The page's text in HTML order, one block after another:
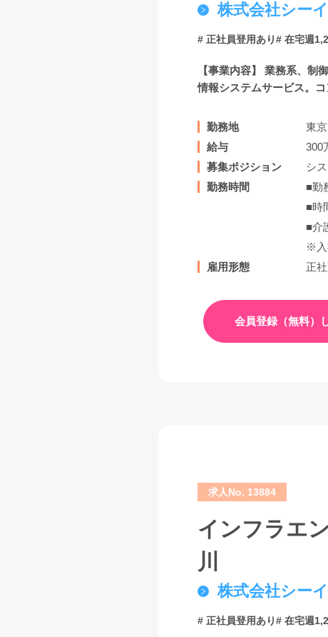
株式会社シー
# 正社員登用あり# 在宅週
【事業内容】 業務系、制
情報システムサービス。
勤務地
東京
給与
300
募集ポジション
シ
勤務時間
■勤
■時
■介
※入
雇用形態
正
会員登録（無料）
求人No. 13884
インフラエ
川
株式会社シー
# 正社員登用あり# 在宅週